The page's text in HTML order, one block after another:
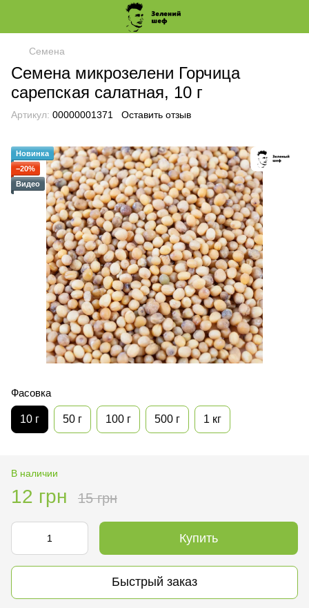
Семена
Семена микрозелени Горчица
сарепская салатная, 10 г
Артикул: 00000001371 Оставить отзыв
Новинка
−20%
Видео
Фасовка
10 г 50 г 100 г 500 г 1 кг
В наличии
12 грн 15 грн
Купить
Быстрый заказ